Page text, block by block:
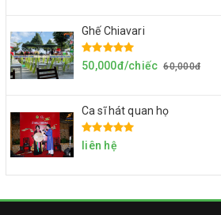
Ghế Chiavari
50,000đ/chiếc 60,000đ
Ca sĩ hát quan họ
liên hệ